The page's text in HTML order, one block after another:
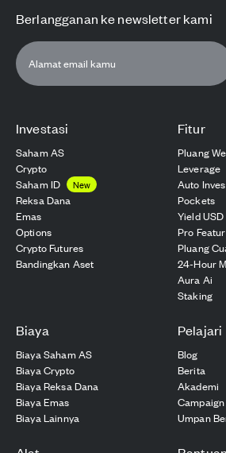
Investasi
Saham AS
Crypto
Saham ID
New
Reksa Dana
Emas
Options
Crypto Futures
Bandingkan Aset
Fitur
Pluang
Leverage
Auto
Pockets
Yield USD
Pro
Pluang
24-Hour
Aura Ai
Staking
Biaya
Biaya Saham AS
Biaya Crypto
Biaya Reksa Dana
Biaya Emas
Biaya Lainnya
Pelajari
Blog
Berita
Akademi
Umpan
Berlangganan ke newsletter kami